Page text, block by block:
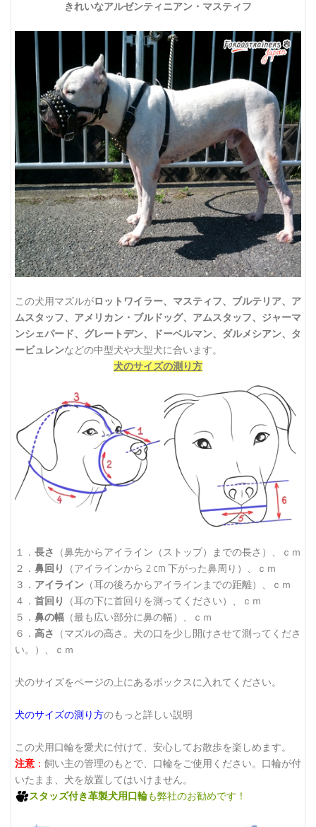
きれいなアルゼンティニアン・マスティフ
この犬用マズルがロットワイラー、マスティフ、ブルテリア、ア
ムスタッフ、アメリカン・ブルドッグ、アムスタッフ、ジャーマ
ンシェパード、グレートデン、ドーベルマン、ダルメシアン、タ
ービュレンなどの中型犬や大型犬に合います。
犬のサイズの測り方
１． 長さ
（鼻先からアイライン（ストップ）までの長さ）、ｃｍ
２． 鼻回り
（アイラインから 2 cm 下がった鼻周り）、ｃｍ
３． アイライン （耳の後ろからアイラインまでの距離）、ｃｍ
４． 首回り
（耳の下に首回りを測ってください）、ｃｍ
５． 鼻の幅 （最も広い部分に鼻の幅）、ｃｍ
６． 高さ
（マズルの高さ。犬の口を少し開けさせて測ってくださ
い。）、ｃｍ
犬のサイズをページの上にあるボックスに入れてください。
犬のサイズの測り方のもっと詳しい説明
この犬用口輪を愛犬に付けて、安心してお散歩を楽しめます。
注意 ： 飼い主の管理のもとで、口輪をご使用ください。口輪が付
いたまま、犬を放置してはいけません。
スタッズ付き革製犬用口輪も弊社のお勧めです！